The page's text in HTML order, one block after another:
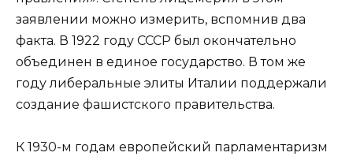
заявлении можно измерить, вспомнив два
факта. В 1922 году СССР был окончательно
объединен в единое государство. В том же
году либеральные элиты Италии поддержали
создание фашистского правительства.
К 1930-м годам европейский парламентаризм